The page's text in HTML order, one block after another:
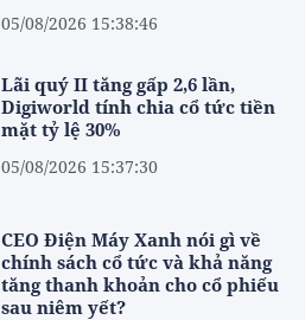
05/08/2026 15:38:46
Lãi quý II tăng gấp 2,6 lần,
Digiworld tính chia cổ tức tiền
mặt tỷ lệ 30%
05/08/2026 15:37:30
CEO Điện Máy Xanh nói gì về
chính sách cổ tức và khả năng
tăng thanh khoản cho cổ phiếu
sau niêm yết?